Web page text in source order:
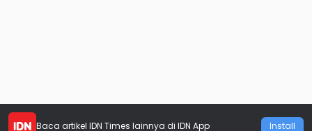
Baca artikel IDN Times lainnya di IDN App Install